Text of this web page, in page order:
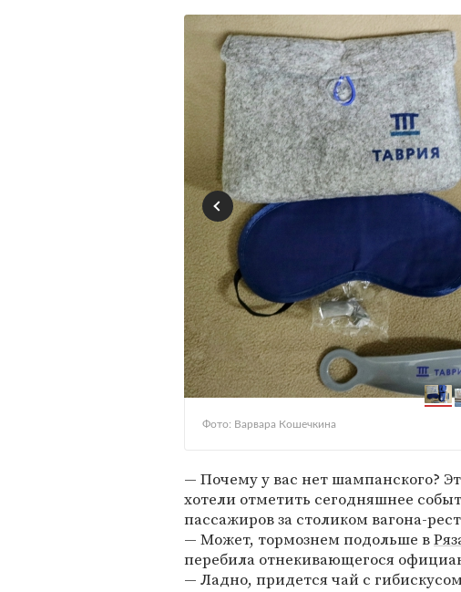
Фото: Варвара Кошечкина
— Почему у вас нет шампанского?
хотели отметить сегодняшнее
пассажиров за столиком вагона-
— Может, тормознем подольше в
перебила отнекивающегося
— Ладно, придется чай с